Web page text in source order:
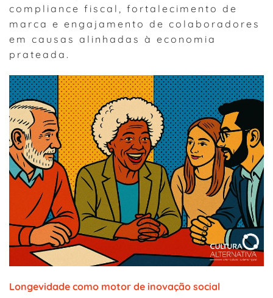
compliance fiscal, fortalecimento de
marca e engajamento de colaboradores
em causas alinhadas à economia
prateada.
Longevidade como motor de inovação social